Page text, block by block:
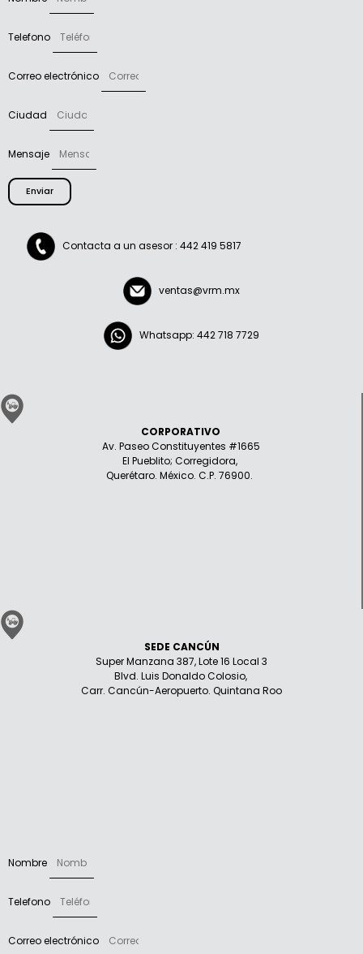
Telefono
Correo electrónico
Ciudad
Mensaje
Enviar
Contacta a un asesor : 442 419 5817
ventas@vrm.mx
Whatsapp: 442 718 7729
CORPORATIVO
Av. Paseo Constituyentes #1665
El Pueblito; Corregidora,
Querétaro. México. C.P. 76900.
SEDE CANCÚN
Super Manzana 387, Lote 16 Local 3
Blvd. Luis Donaldo Colosio,
Carr. Cancún-Aeropuerto. Quintana Roo
Nombre
Telefono
Correo electrónico